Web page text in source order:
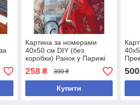
Картина за номерами
40х50 см DIY (без
коробки) Ранок у Парижі
(EPH9344_O)
258₴ 300 ₴
Купити
500